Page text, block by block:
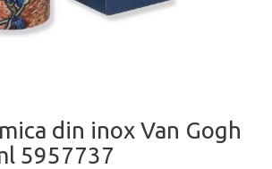
din inox Van Gogh
5957737